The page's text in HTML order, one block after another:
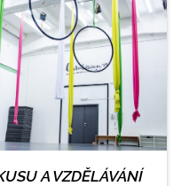
A VZDĚLÁVÁNÍ